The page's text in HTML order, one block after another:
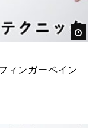
ィンガーペイン